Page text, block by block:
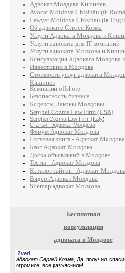
Адвокат Молдова Кишинев
Avocat Moldova Chișinău (în
Lawyer Moldova Chisinau (in
Об адвокате Сергее Козма
Услуги Адвоката Молдова и
Услуги адвоката для IT-компаний
Услуги адвоката Молдова и
Консультация Адвоката Молдова
Инвестиции в Молдове
Стоимость услуг адвоката
Кишинев
Компании offshore
Безопасность бизнеса
Кодексы, Законы Молдовы
Serghei Cozma Law Firm (USA)
Serghei Cozma Law Firm (Italy)
Статьи - Адвокат Молдова
Форум Адвокат Молдова
Гостевая книга - Адвокат Молдова
Блог Адвокат Молдова
Доска объявлений в Молдове
Тесты - Адвокат Молдова
Каталог сайтов - Адвокат Молдова
Видео Адвокат Молдова
Sitemap адвокат Молдова
Бесплатная
консультация
адвоката в Молдове